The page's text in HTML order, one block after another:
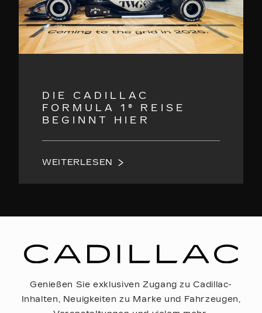
DIE CADILLAC
FORMULA 1® REISE
BEGINNT HIER
WEITERLESEN